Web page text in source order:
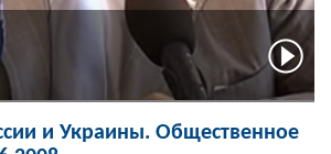
и Украины. Общественное